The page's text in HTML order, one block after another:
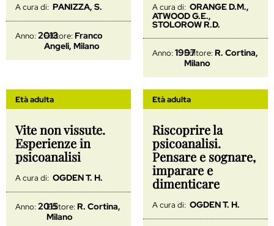
A cura di: PANIZZA, S.
Anno:2013
Editore:Franco
Angeli, Milano
A cura di: ORANGE D.M.,
ATWOOD G.E.,
STOLOROW R.D.
Anno:1997Editore:R. Cortina,
Milano
Età adulta
Vite non vissute.
Esperienze in
psicoanalisi
A cura di: OGDEN T. H.
Anno:2015
Editore:R. Cortina,
Milano
Età adulta
Riscoprire la
psicoanalisi.
Pensare e sognare,
imparare e
dimenticare
A cura di: OGDEN T. H.